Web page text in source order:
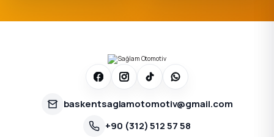
baskentsaglamotomotiv@gmail.com
+90 (312) 512 57 58